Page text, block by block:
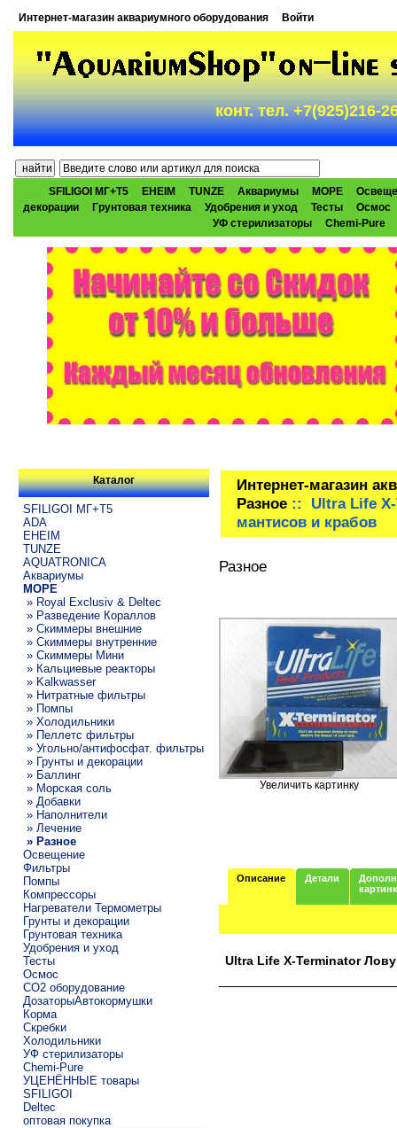
Интернет-магазин аквариумного оборудования Войти
конт. тел. +7(925)216-
SFILIGOI МГ+Т5 EHEIM TUNZE Аквариумы МОРЕ
декорации
Грунтовая техника Удобрения и уход Тесты
Осмос
УФ стерилизаторы
Chemi-Pure
Каталог
SFILIGOI МГ+Т5
ADA
EHEIM
TUNZE
AQUATRONICA
Аквариумы
МОРЕ
» Royal Exclusiv & Deltec
» Разведение Кораллов
» Скиммеры внешние
» Скиммеры внутренние
» Скиммеры Мини
» Кальциевые реакторы
» Kalkwasser
» Нитратные фильтры
» Помпы
» Холодильники
» Пеллетс фильтры
» Угольно/антифосфат. фильтры
» Грунты и декорации
» Баллинг
» Морская соль
» Добавки
» Наполнители
» Лечение
» Разное
Освещение
Фильтры
Помпы
Компрессоры
Нагреватели Термометры
Грунты и декорации
Грунтовая техника
Удобрения и уход
Тесты
Осмос
CO2 оборудование
ДозаторыАвтокормушки
Корма
Скребки
Холодильники
УФ стерилизаторы
Chemi-Pure
УЦЕНЁННЫЕ товары
SFILIGOI
Deltec
оптовая покупка
Интернет-магазин
Разное:: Ultra Life X-
мантисов и крабов
Разное
Увеличить картинку
Описание Детали
Ultra Life X-Terminator